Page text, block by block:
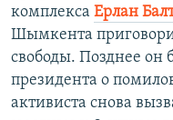
комплекса Ерлан
Шымкента
свободы. Позднее он
президента о
активиста снова